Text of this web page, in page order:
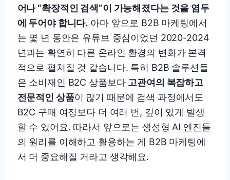
어나 “확장적인 검색”이 가능해졌다는 것을 염두
에 두어야 합니다. 아마 앞으로 B2B 마케팅에서
는 몇 년 동안은 유튜브 중심이었던 2020-2024
년과는 확연히 다른 온라인 환경의 변화가 본격
적으로 펼쳐질 것 같습니다. 특히 B2B 솔루션들
은 소비재인 B2C 상품보다 고관여의 복잡하고
전문적인 상품이 많기 때문에 검색 과정에서도
B2C 구매 여정보다 더 여러 번, 깊이 있게 발생
할 수 있어요. 따라서 앞으로는 생성형 AI 엔진들
의 원리를 이해하고 활용하는 게 B2B 마케팅에
서 더 중요해질 거라고 생각해요.